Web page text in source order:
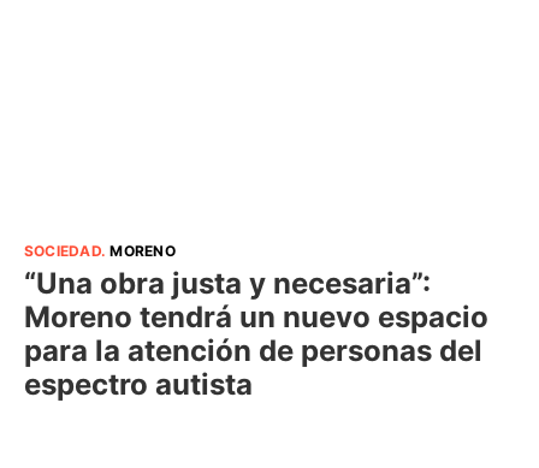
SOCIEDAD.MORENO
“Una obra justa y necesaria”:
Moreno tendrá un nuevo espacio
para la atención de personas del
espectro autista